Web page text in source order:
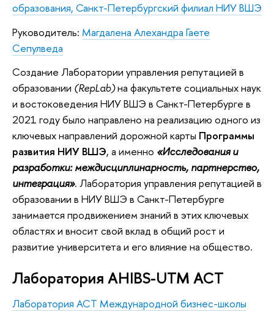
образования, Санкт-Петербургский филиал НИУ ВШЭ
Руководитель: Магдалена Алехандра Гаете
Сепулведа
Создание Лаборатории управления репутацией в
образовании (RepLab)на факультете социальных наук
и востоковедения НИУ ВШЭ в Санкт-Петербурге в
2021 году было направлено на реализацию одного из
ключевых направлений дорожной карты Программы
развития НИУ ВШЭ, а именно «Исследования и
разработки: междисциплинарность, партнерство,
интеграция». Лаборатория управления репутацией в
образовании в НИУ ВШЭ в Санкт-Петербурге
занимается продвижением знаний в этих ключевых
областях и вносит свой вклад в общий рост и
развитие университета и его влияние на общество.
Лаборатория AHIBS-UTM ACT
Лаборатория ACT Международной бизнес-школы